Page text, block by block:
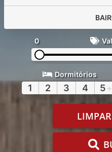
0
Dormitórios
1 2 3 4 5+